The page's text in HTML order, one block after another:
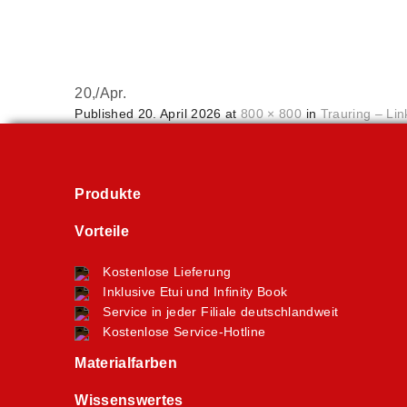
20,/Apr.
Published 20. April 2026 at800 × 800 in Trauring –
Produkte
Vorteile
Kostenlose Lieferung
Inklusive Etui und Infinity Book
Service in jeder Filiale deutschlandweit
Kostenlose Service-Hotline
Materialfarben
Wissenswertes